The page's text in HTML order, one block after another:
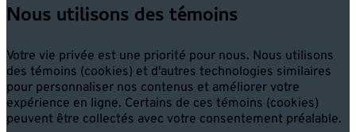
Nous utilisons des témoins
Votre vie privée est une priorité pour nous. Nous utilisons
des témoins (cookies) et d'autres technologies similaires
pour personnaliser nos contenus et améliorer votre
expérience en ligne. Certains de ces témoins (cookies)
peuvent être collectés avec votre consentement préalable.